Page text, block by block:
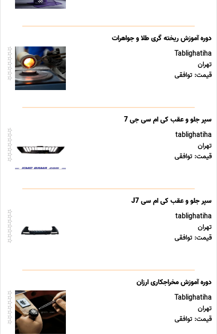
دوره آموزش ریخته گری طلا و جواهرات
Tablighatiha
تهران
قیمت: توافقی
سپر جلو و عقب کی ام سی جی 7
tablighatiha
تهران
قیمت: توافقی
سپر جلو و عقب کی ام سی J7
tablighatiha
تهران
قیمت: توافقی
دوره آموزش مخراجکاری ارزان
Tablighatiha
تهران
قیمت: توافقی